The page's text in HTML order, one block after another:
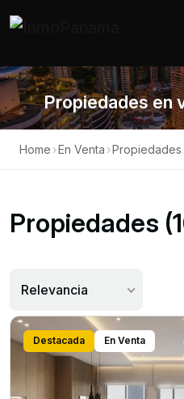
Propiedades en
Home ›En Venta ›Propiedades
Propiedades
Relevancia
Destacada En Venta